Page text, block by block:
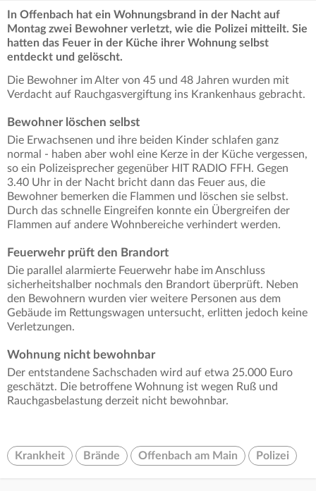
In Offenbach hat ein Wohnungsbrand in der Nacht auf
Montag zwei Bewohner verletzt, wie die Polizei mitteilt. Sie
hatten das Feuer in der Küche ihrer Wohnung selbst
entdeckt und gelöscht.
Die Bewohner im Alter von 45 und 48 Jahren wurden mit
Verdacht auf Rauchgasvergiftung ins Krankenhaus gebracht.
Bewohner löschen selbst
Die Erwachsenen und ihre beiden Kinder schlafen ganz
normal - haben aber wohl eine Kerze in der Küche vergessen,
so ein Polizeisprecher gegenüber HIT RADIO FFH. Gegen
3.40 Uhr in der Nacht bricht dann das Feuer aus, die
Bewohner bemerken die Flammen und löschen sie selbst.
Durch das schnelle Eingreifen konnte ein Übergreifen der
Flammen auf andere Wohnbereiche verhindert werden.
Feuerwehr prüft den Brandort
Die parallel alarmierte Feuerwehr habe im Anschluss
sicherheitshalber nochmals den Brandort überprüft. Neben
den Bewohnern wurden vier weitere Personen aus dem
Gebäude im Rettungswagen untersucht, erlitten jedoch keine
Verletzungen.
Wohnung nicht bewohnbar
Der entstandene Sachschaden wird auf etwa 25.000 Euro
geschätzt. Die betroffene Wohnung ist wegen Ruß und
Rauchgasbelastung derzeit nicht bewohnbar.
Krankheit Brände Offenbach am Main Polizei